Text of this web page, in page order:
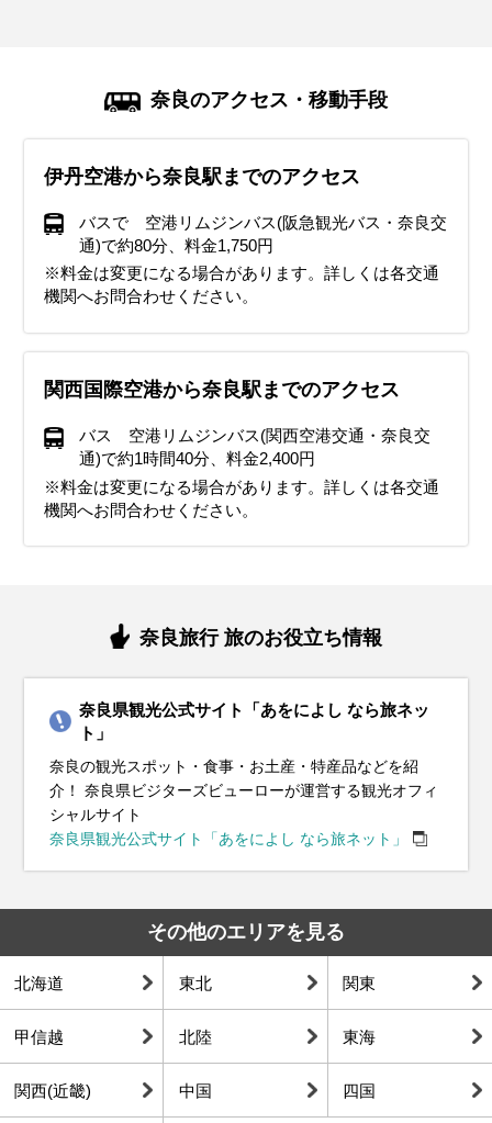
奈良のアクセス・移動手段
伊丹空港から奈良駅までのアクセス
バスで 空港リムジンバス(阪急観光バス・奈良交
通)で約80分、料金1,750円
※料金は変更になる場合があります。詳しくは各交通
機関へお問合わせください。
関西国際空港から奈良駅までのアクセス
バス 空港リムジンバス(関西空港交通・奈良交
通)で約1時間40分、料金2,400円
※料金は変更になる場合があります。詳しくは各交通
機関へお問合わせください。
奈良旅行 旅のお役立ち情報
奈良県観光公式サイト「あをによし なら旅ネッ
ト」
奈良の観光スポット・食事・お土産・特産品などを紹
介！ 奈良県ビジターズビューローが運営する観光オフィ
シャルサイト
奈良県観光公式サイト「あをによし なら旅ネット」
その他のエリアを見る
北海道 東北 関東
甲信越 北陸 東海
関西(近畿) 中国 四国